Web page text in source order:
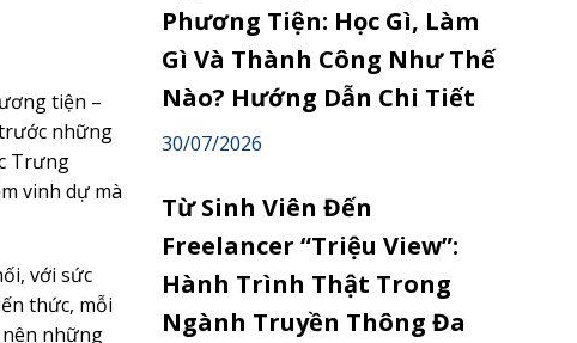
tiện –
những
Trưng
vinh dự mà
với sức
thức, mỗi
những
Phương Tiện: Học Gì, Làm
Gì Và Thành Công Như Thế
Nào? Hướng Dẫn Chi Tiết
30/07/2026
Từ Sinh Viên Đến
Freelancer “Triệu View”:
Hành Trình Thật Trong
Ngành Truyền Thông Đa